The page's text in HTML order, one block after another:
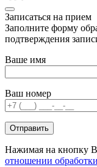
Записаться на прием
Заполните форму
подтверждения
Ваше имя
Ваш номер
Нажимая на кнопку
отношении